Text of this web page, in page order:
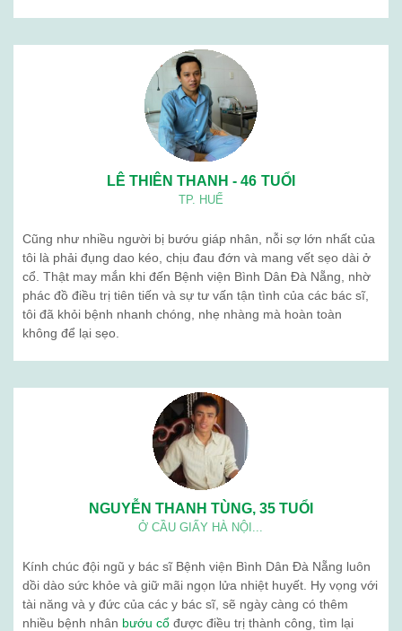
LÊ THIÊN THANH - 46 TUỔI
TP. HUẾ
Cũng như nhiều người bị bướu giáp nhân, nỗi sợ lớn nhất của
tôi là phải đụng dao kéo, chịu đau đớn và mang vết sẹo dài ở
cổ. Thật may mắn khi đến Bệnh viện Bình Dân Đà Nẵng, nhờ
phác đồ điều trị tiên tiến và sự tư vấn tận tình của các bác sĩ,
tôi đã khỏi bệnh nhanh chóng, nhẹ nhàng mà hoàn toàn
không để lại sẹo.
NGUYỄN THANH TÙNG, 35 TUỔI
Ở CẦU GIẤY HÀ NỘI...
Kính chúc đội ngũ y bác sĩ Bệnh viện Bình Dân Đà Nẵng luôn
dồi dào sức khỏe và giữ mãi ngọn lửa nhiệt huyết. Hy vọng với
tài năng và y đức của các y bác sĩ, sẽ ngày càng có thêm
nhiều bệnh nhân bướu cổ được điều trị thành công, tìm lại